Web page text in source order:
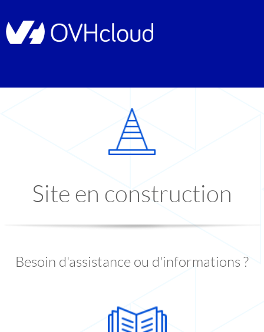
Site en construction
Besoin d'assistance ou d'informations ?